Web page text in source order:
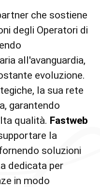
che sostiene
degli Operatori di
all'avanguardia,
evoluzione.
la sua rete
garantendo
qualità. Fastweb
la
soluzioni
dedicata per
in modo